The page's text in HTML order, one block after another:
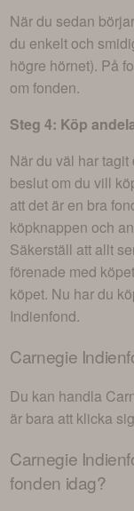
När du sedan
du enkelt och
högre hörnet). På
om fonden.
Steg 4: Köp
När du väl har
beslut om du vill
att det är en bra
köpknappen och
Säkerställ att allt
förenade med
köpet. Nu har du
Indienfond.
Carnegie
Du kan handla
är bara att klicka
Carnegie
fonden idag?